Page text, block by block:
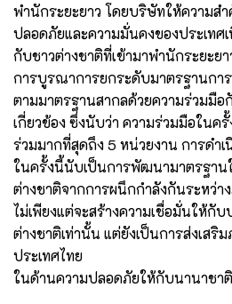
พำนักระยะยาว โดยบริษัทให้ความส
ปลอดภัยและความมั่นคงของประเทศ
กับชาวต่างชาติที่เข้ามาพำนักระยะยา
การบูรณาการยกระดับมาตรฐานกา
ตามมาตรฐานสากลด้วยความร่วมมื
เกี่ยวข้อง ซึ่งนับว่า ความร่วมมือในค
ร่วมมากที่สุดถึง 5 หน่วยงาน การดำ
ในครั้งนี้นับเป็นการพัฒนามาตรฐาน
ต่างชาติจากการผนึกกำลังกันระหว่า
ไม่เพียงแต่จะสร้างความเชื่อมั่นให้กั
ต่างชาติเท่านั้น แต่ยังเป็นการส่งเส
ประเทศไทย
ในด้านความปลอดภัยให้กับนานาชา